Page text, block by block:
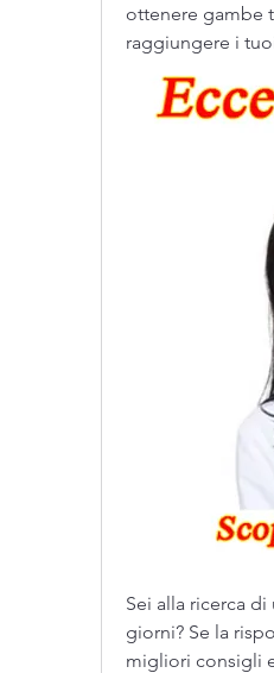
ottenere gambe
raggiungere i
Sei alla ricerca
giorni? Se la
migliori consigli